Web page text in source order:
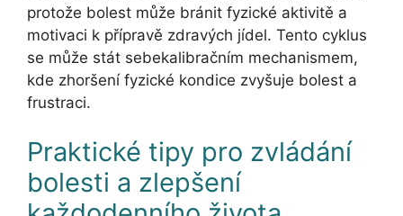
protože bolest může bránit fyzické aktivitě a
motivaci k přípravě zdravých jídel. Tento cyklus
se může stát sebekalibračním mechanismem,
kde zhoršení fyzické kondice zvyšuje bolest a
frustraci.
Praktické tipy pro zvládání
bolesti a zlepšení